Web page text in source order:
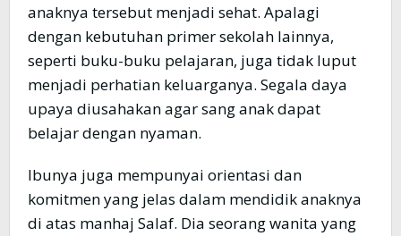
anaknya tersebut menjadi sehat. Apalagi
dengan kebutuhan primer sekolah lainnya,
seperti buku-buku pelajaran, juga tidak luput
menjadi perhatian keluarganya. Segala daya
upaya diusahakan agar sang anak dapat
belajar dengan nyaman.
Ibunya juga mempunyai orientasi dan
komitmen yang jelas dalam mendidik anaknya
di atas manhaj Salaf. Dia seorang wanita yang